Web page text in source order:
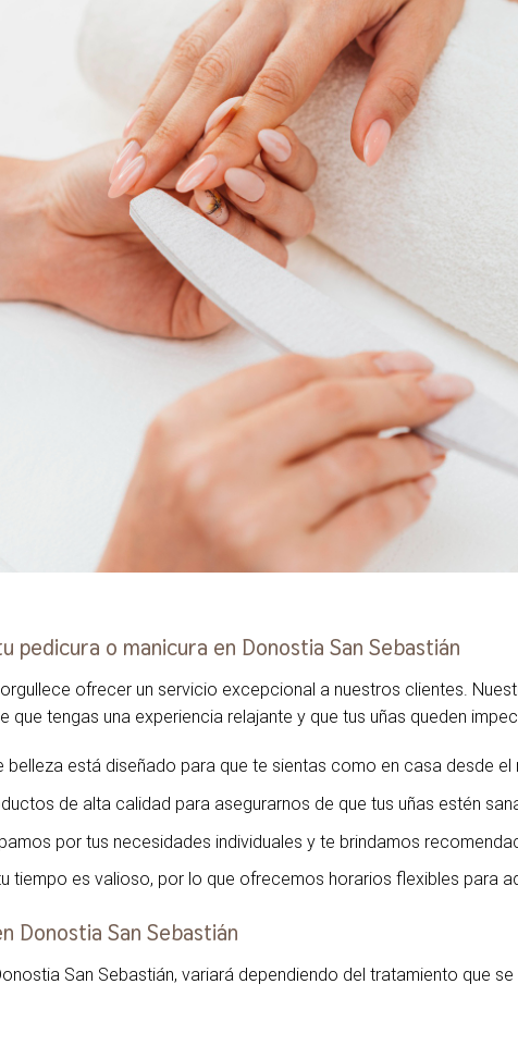
pedicura o manicura en Donostia San Sebastián
ofrecer un servicio excepcional a nuestros clientes.
tengas una experiencia relajante y que tus uñas queden
belleza está diseñado para que te sientas como en casa desde
de alta calidad para asegurarnos de que tus uñas estén
por tus necesidades individuales y te brindamos
tiempo es valioso, por lo que ofrecemos horarios flexibles para
Donostia San Sebastián
San Sebastián, variará dependiendo del tratamiento que se